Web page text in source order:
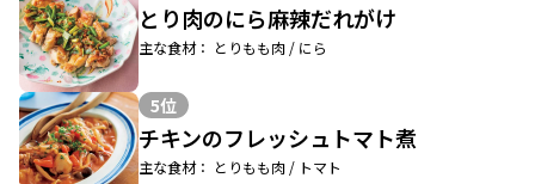
とり肉のにら麻辣だれがけ
主な食材： とりもも肉 / にら
5位
チキンのフレッシュトマト煮
主な食材： とりもも肉 / トマト